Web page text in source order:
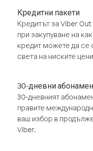
Кредитни пакети
Кредитът за Viber
при закупуване на
кредит можете да се
света на ниските
30-дневни
30-дневният
правите
ваш избор в
Viber.